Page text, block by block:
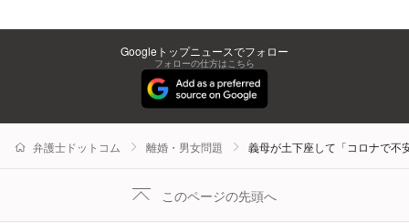
Googleトップニュースでフォロー
フォローの仕方はこちら
弁護士ドットコム 離婚・男女問題 義母が土下座して「コロナで
このページの先頭へ